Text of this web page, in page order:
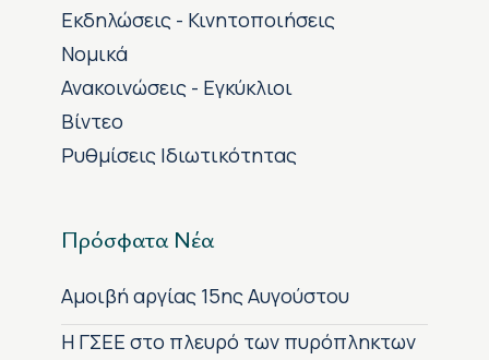
Εκδηλώσεις - Κινητοποιήσεις
Νομικά
Ανακοινώσεις - Εγκύκλιοι
Βίντεο
Ρυθμίσεις Ιδιωτικότητας
Πρόσφατα Νέα
Αμοιβή αργίας 15ης Αυγούστου
H ΓΣΕΕ στο πλευρό των πυρόπληκτων